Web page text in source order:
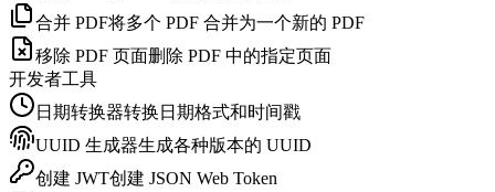
合并 PDF将多个 PDF 合并为一个新的 PDF
移除 PDF 页面删除 PDF 中的指定页面
开发者工具
日期转换器转换日期格式和时间戳
UUID 生成器生成各种版本的 UUID
创建 JWT创建 JSON Web Token